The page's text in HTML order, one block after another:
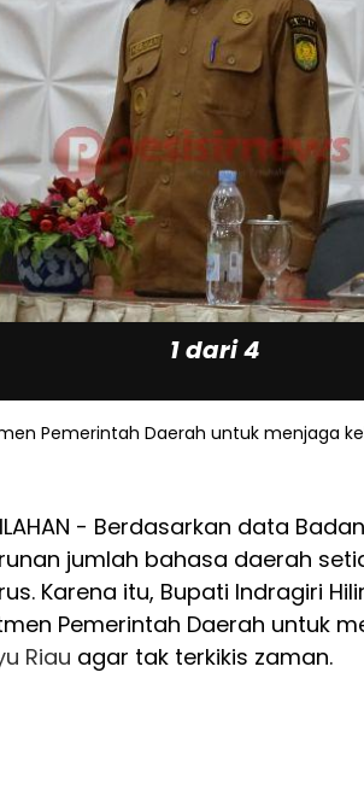
1 dari 4
Pemerintah Daerah untuk menjaga
- Berdasarkan data Badan
jumlah bahasa daerah
Karena itu, Bupati Indragiri
Pemerintah Daerah untuk
Riau agar tak terkikis zaman.